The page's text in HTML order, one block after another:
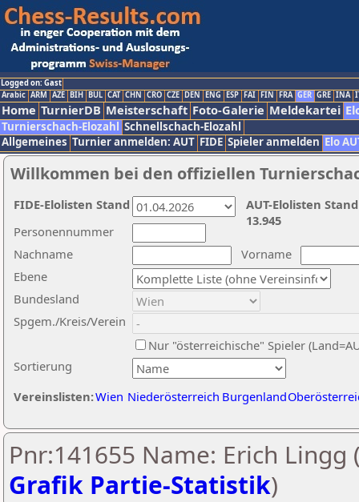
Logged on: Gast
Arabic ARM AZE BIH BUL CAT CHN CRO CZE DEN ENG ESP FAI FIN FRA GER GRE INA
Home TurnierDB Meisterschaft Foto-Galerie Meldekartei
Turnierschach-Elozahl Schnellschach-Elozahl
Allgemeines Turnier anmelden: AUT FIDE Spieler anmelden Elo
Willkommen bei den offiziellen
Nachname
Vorname
Ebene
Sortierung
Personennummer
Bundesland
Spgem./Kreis/Verein
Nur "österreichische" Spieler
Vereinslisten:Wien Niederösterreich Burgenland
AUT-Elolisten
13.945
FIDE-Elolisten Stand
Pnr:141655 Name: Erich Lingg
Grafik Partie-Statistik)